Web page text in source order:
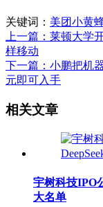
关键词： 美团小黄
上一篇：莱顿大学
样移动
下一篇：小鹏把机
元即可入手
相关文章
宇树科技IPO
大名单